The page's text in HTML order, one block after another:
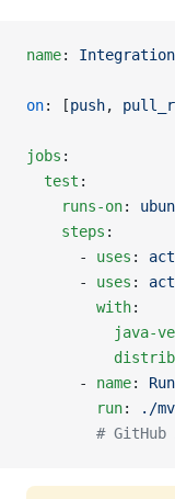
name:
on: [push,
jobs :
  test
:
    runs-on
:
    steps
:
      -
uses :
      -
uses :
        with
:
java-
      -
name:
        run
:
./
# GitHub